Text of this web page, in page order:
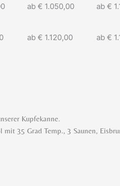
ab € 1.050,00 ab €
ab € 1.120,00 ab €
Kupfekanne.
35 Grad Temp., 3 Saunen,